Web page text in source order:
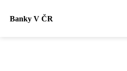
Banky V ČR